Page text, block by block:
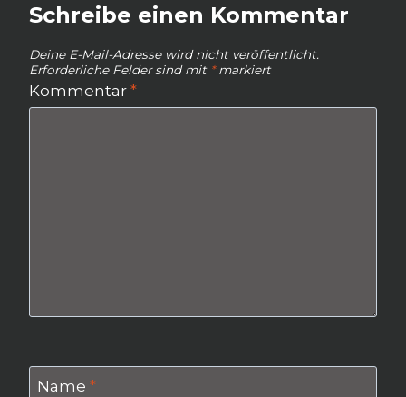
Schreibe einen Kommentar
Deine E-Mail-Adresse wird nicht veröffentlicht.
Erforderliche Felder sind mit *markiert
Kommentar *
Name *